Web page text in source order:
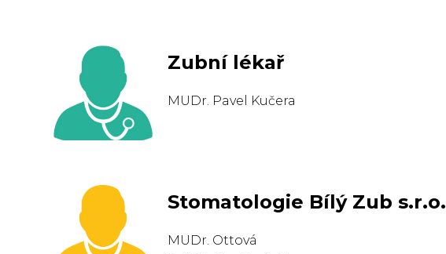
Zubní lékař
MUDr. Pavel Kučera
Stomatologie Bílý Zub s.r.o.
MUDr. Ottová